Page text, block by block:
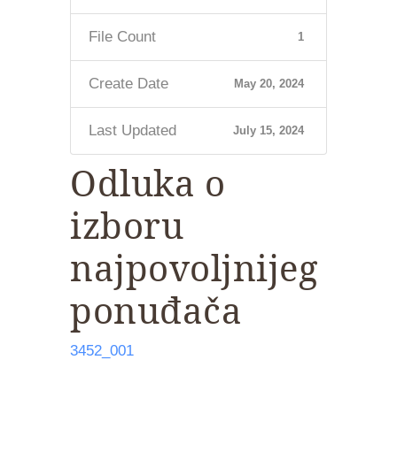
File Count 1
Create Date May 20, 2024
Last Updated July 15, 2024
Odluka o
izboru
najpovoljnijeg
ponuđača
3452_001